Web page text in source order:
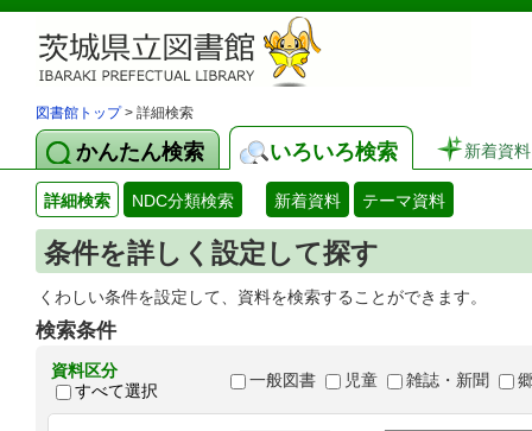
図書館トップ> 詳細検索
かんたん検索 いろいろ検索 新着資料
詳細検索 NDC分類検索 新着資料 テーマ資料
条件を詳しく設定して探す
くわしい条件を設定して、資料を検索することができます。
検索条件
資料区分
すべて選択
一般図書 児童 雑誌・新聞